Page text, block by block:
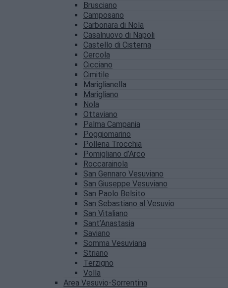
Brusciano
Camposano
Carbonara di Nola
Casalnuovo di Napoli
Castello di Cisterna
Cercola
Cicciano
Cimitile
Mariglianella
Marigliano
Nola
Ottaviano
Palma Campania
Poggiomarino
Pollena Trocchia
Pomigliano d’Arco
Roccarainola
San Gennaro Vesuviano
San Giuseppe Vesuviano
San Paolo Belsito
San Sebastiano al Vesuvio
San Vitaliano
Sant’Anastasia
Saviano
Somma Vesuviana
Striano
Terzigno
Volla
Area Vesuvio-Sorrentina